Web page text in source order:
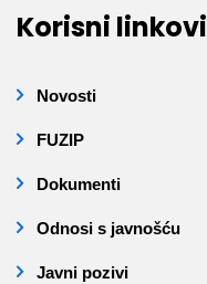
Korisni linkovi
Novosti
FUZIP
Dokumenti
Odnosi s javnošću
Javni pozivi